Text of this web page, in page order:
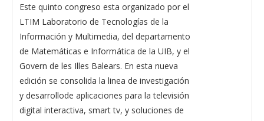
Este quinto congreso esta organizado por el
LTIM Laboratorio de Tecnologías de la
Información y Multimedia, del departamento
de Matemáticas e Informática de la UIB, y el
Govern de les Illes Balears. En esta nueva
edición se consolida la linea de investigación
y desarrollode aplicaciones para la televisión
digital interactiva, smart tv, y soluciones de